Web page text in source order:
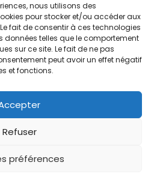
nous utilisons des
pour stocker et/ou accéder aux
fait de consentir à ces technologies
données telles que le comportement
sur ce site. Le fait de ne pas
peut avoir un effet négatif
et fonctions.
Refuser
préférences
vente